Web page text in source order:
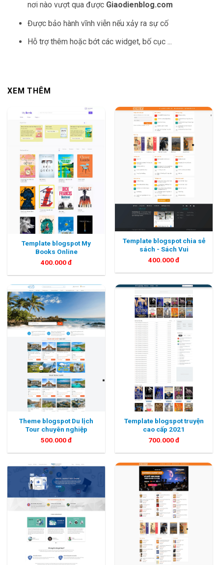
nơi nào vượt qua được Giaodienblog.com
Được bảo hành vĩnh viễn nếu xảy ra sự cố
Hỗ trợ thêm hoặc bớt các widget, bố cục ...
XEM THÊM
Template blogspot My
Books Online
400.000đ
Template blogspot chia sẻ
sách - Sách Vui
400.000đ
Theme blogspot Du lịch
Tour chuyên nghiệp
500.000đ
Template blogspot truyện
cao cấp 2021
700.000đ